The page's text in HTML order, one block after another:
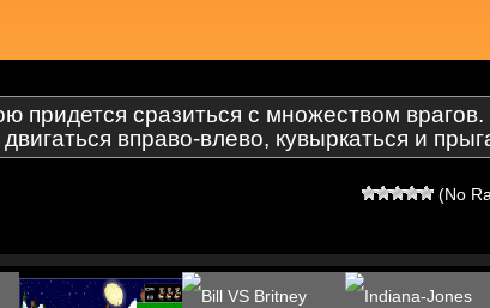
придется сразиться с множеством
вправо-влево, кувыркаться и
(No